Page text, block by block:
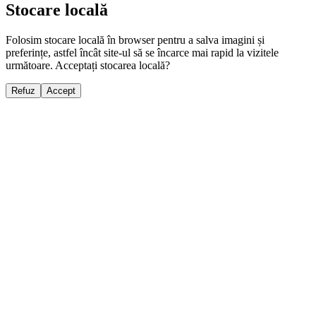
Stocare locală
Folosim stocare locală în browser pentru a salva imagini și
preferințe, astfel încât site-ul să se încarce mai rapid la vizitele
următoare. Acceptați stocarea locală?
Refuz Accept